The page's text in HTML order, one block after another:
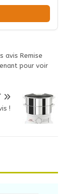
avis Remise
pour voir
!